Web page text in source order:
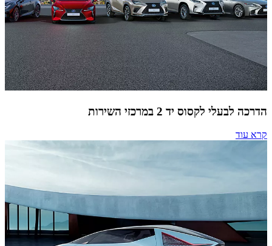
הדרכה לבעלי לקסוס יד 2 במרכזי השירות
קרא עוד